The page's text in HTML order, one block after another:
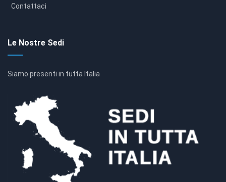
Contattaci
Le Nostre Sedi
Siamo presenti in tutta Italia